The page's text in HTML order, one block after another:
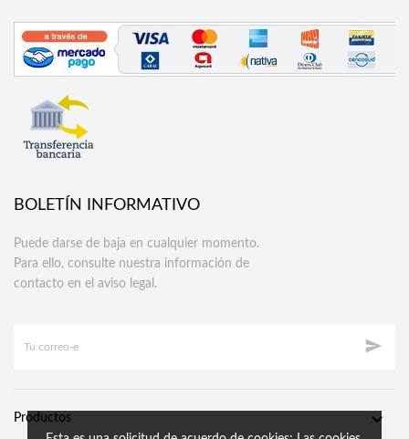
BOLETÍN INFORMATIVO
Puede darse de baja en cualquier momento.
Para ello, consulte nuestra información de
contacto en el aviso legal.

Productos 